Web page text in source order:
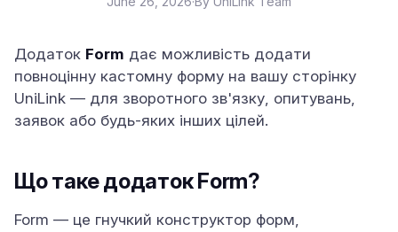
Додаток Form дає можливість додати
повноцінну кастомну форму на вашу сторінку
UniLink — для зворотного зв'язку, опитувань,
заявок або будь-яких інших цілей.
Що таке додаток Form?
Form — це гнучкий конструктор форм,